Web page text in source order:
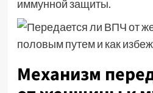
иммунной защиты.
Механизм